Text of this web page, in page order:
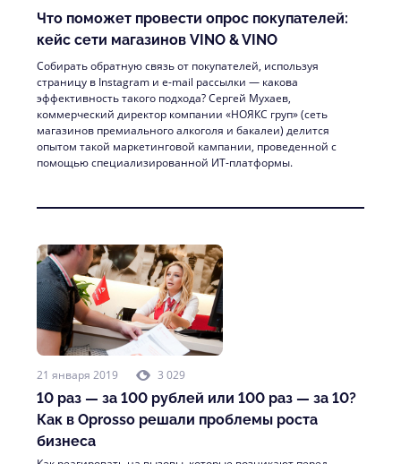
Что поможет провести опрос покупателей:
кейс сети магазинов VINO & VINO
Собирать обратную связь от покупателей, используя
страницу в Instagram и e-mail рассылки — какова
эффективность такого подхода? Сергей Мухаев,
коммерческий директор компании «НОЯКС груп» (сеть
магазинов премиального алкоголя и бакалеи) делится
опытом такой маркетинговой кампании, проведенной с
помощью специализированной ИТ-платформы.
21 января 2019 3 029
10 раз — за 100 рублей или 100 раз — за 10?
Как в Oprosso решали проблемы роста
бизнеса